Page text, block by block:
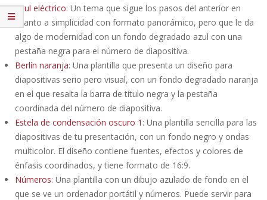
Azul eléctrico: Un tema que sigue los pasos del anterior en
cuanto a simplicidad con formato panorámico, pero que le da
algo de modernidad con un fondo degradado azul con una
pestaña negra para el número de diapositiva.
Berlín naranja: Una plantilla que presenta un diseño para
diapositivas serio pero visual, con un fondo degradado naranja
en el que resalta la barra de título negra y la pestaña
coordinada del número de diapositiva.
Estela de condensación oscuro 1 : Una plantilla sencilla para las
diapositivas de tu presentación, con un fondo negro y ondas
multicolor. El diseño contiene fuentes, efectos y colores de
énfasis coordinados, y tiene formato de 16:9.
Números: Una plantilla con un dibujo azulado de fondo en el
que se ve un ordenador portátil y números. Puede servir para